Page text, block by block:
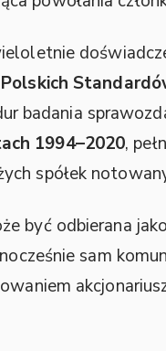
Polskich
badania
1994–2020,
spółek
być odbierana
sam